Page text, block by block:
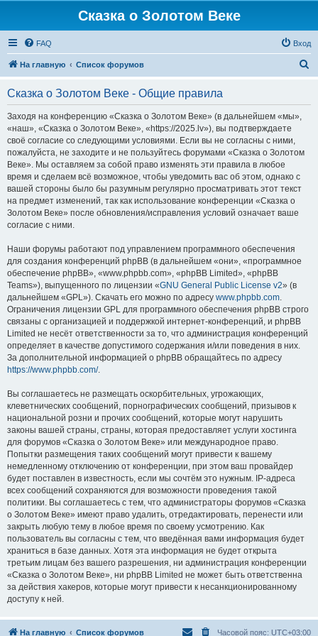
Сказка о Золотом Веке
FAQ Вход
На главную Список форумов
Сказка о Золотом Веке - Общие правила
Заходя на конференцию «Сказка о Золотом Веке» (в дальнейшем «мы»,
«наш», «Сказка о Золотом Веке», «https://2025.lv»), вы подтверждаете
своё согласие со следующими условиями. Если вы не согласны с ними,
пожалуйста, не заходите и не пользуйтесь форумами «Сказка о Золотом
Веке». Мы оставляем за собой право изменять эти правила в любое
время и сделаем всё возможное, чтобы уведомить вас об этом, однако с
вашей стороны было бы разумным регулярно просматривать этот текст
на предмет изменений, так как использование конференции «Сказка о
Золотом Веке» после обновления/исправления условий означает ваше
согласие с ними.
Наши форумы работают под управлением программного обеспечения
для создания конференций phpBB (в дальнейшем «они», «программное
обеспечение phpBB», «www.phpbb.com», «phpBB Limited», «phpBB
Teams»), выпущенного по лицензии «GNU General Public License v2» (в
дальнейшем «GPL»). Скачать его можно по адресу www.phpbb.com.
Ограничения лицензии GPL для программного обеспечения phpBB строго
связаны с организацией и поддержкой интернет-конференций, и phpBB
Limited не несёт ответственности за то, что администрация конференций
определяет в качестве допустимого содержания и/или поведения в них.
За дополнительной информацией о phpBB обращайтесь по адресу
https://www.phpbb.com/.
Вы соглашаетесь не размещать оскорбительных, угрожающих,
клеветнических сообщений, порнографических сообщений, призывов к
национальной розни и прочих сообщений, которые могут нарушить
законы вашей страны, страны, которая предоставляет услуги хостинга
для форумов «Сказка о Золотом Веке» или международное право.
Попытки размещения таких сообщений могут привести к вашему
немедленному отключению от конференции, при этом ваш провайдер
будет поставлен в известность, если мы сочтём это нужным. IP-адреса
всех сообщений сохраняются для возможности проведения такой
политики. Вы соглашаетесь с тем, что администраторы форумов «Сказка
о Золотом Веке» имеют право удалить, отредактировать, перенести или
закрыть любую тему в любое время по своему усмотрению. Как
пользователь вы согласны с тем, что введённая вами информация будет
храниться в базе данных. Хотя эта информация не будет открыта
третьим лицам без вашего разрешения, ни администрация конференции
«Сказка о Золотом Веке», ни phpBB Limited не может быть ответственна
за действия хакеров, которые могут привести к несанкционированному
доступу к ней.
На главную Список форумов Часовой пояс: UTC+03:00